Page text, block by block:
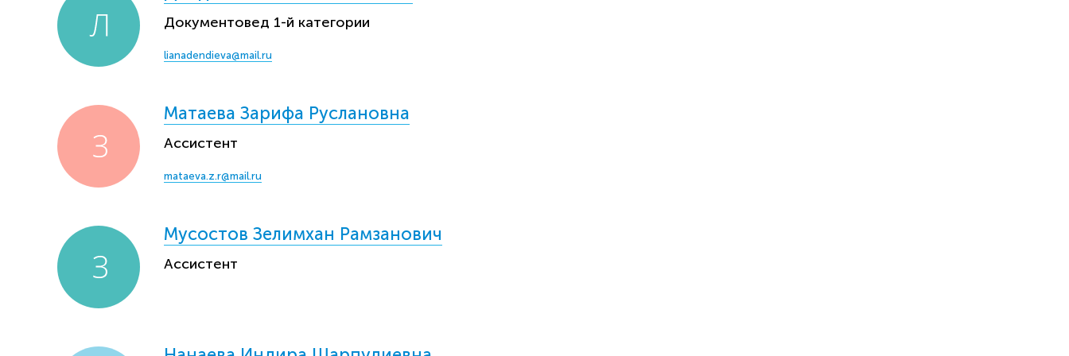
Документовед 1-й категории
lianadendieva@mail.ru
Матаева Зарифа Руслановна
Ассистент
mataeva.z.r@mail.ru
Мусостов Зелимхан Рамзанович
Ассистент